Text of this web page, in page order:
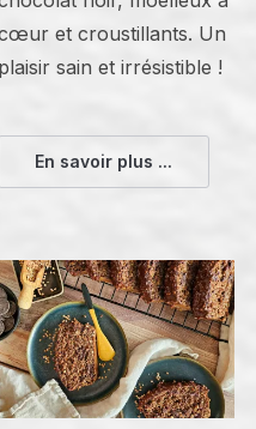
et croustillants. Un
plaisir sain et irrésistible !
En savoir plus ...